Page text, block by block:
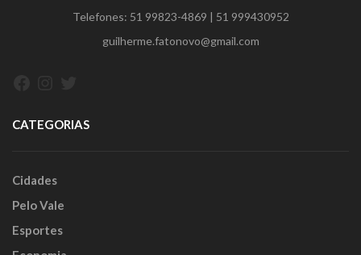
Telefones: 51 99823-4869 | 51 999430952
guilherme.fatonovo@gmail.com
CATEGORIAS
Cidades
Pelo Vale
Esportes